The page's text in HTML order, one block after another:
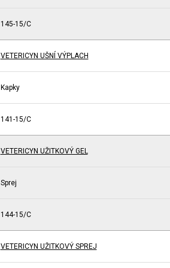
145-15/C
VETERICYN UŠNÍ VÝPLACH
Kapky
141-15/C
VETERICYN UŽITKOVÝ GEL
Sprej
144-15/C
VETERICYN UŽITKOVÝ SPREJ